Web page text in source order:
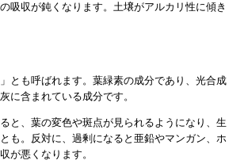
吸収が鈍くなります。土壌がアルカリ性に傾き
とも呼ばれます。葉緑素の成分であり、光合成
に含まれている成分です。
と、葉の変色や斑点が見られるようになり、生
も。反対に、過剰になると亜鉛やマンガン、ホ
が悪くなります。